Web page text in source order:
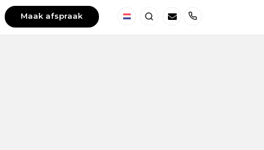
Maak afspraak